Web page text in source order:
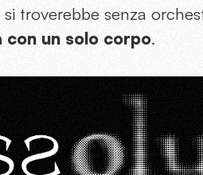
troverebbe senza
con un solo corpo.